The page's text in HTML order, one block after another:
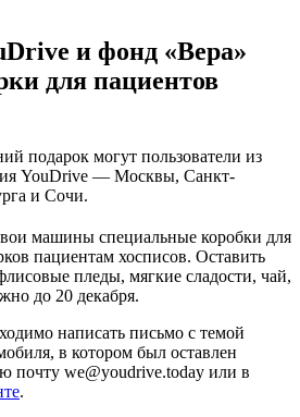
и фонд «Вера»
для пациентов
подарок могут пользователи из
YouDrive — Москвы, Санкт-
и Сочи.
машины специальные коробки для
пациентам хосписов. Оставить
пледы, мягкие сладости, чай,
до 20 декабря.
написать письмо с темой
в котором был оставлен
почту we@youdrive.today или в
.